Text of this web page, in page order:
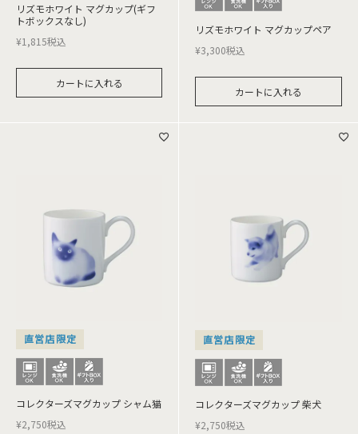
リズモホワイト マグカップ(ギフ
トボックスなし)
¥1,815税込
カートに入れる
リズモホワイト マグカップペア
¥3,300税込
カートに入れる
直営店限定
コレクターズマグカップ シャム猫
¥2,750税込
直営店限定
コレクターズマグカップ 柴犬
¥2,750税込